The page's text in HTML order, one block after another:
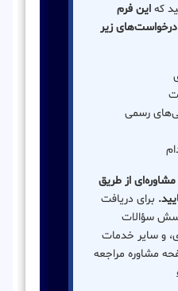
که این فرم
زیر
رسمی
از طریق
برای دریافت
سؤالات
و سایر خدمات
مشاوره مراجعه